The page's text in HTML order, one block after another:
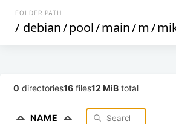
FOLDER PATH
/ debian/pool/main/m/
0 directories16 files12 MiB total
NAME